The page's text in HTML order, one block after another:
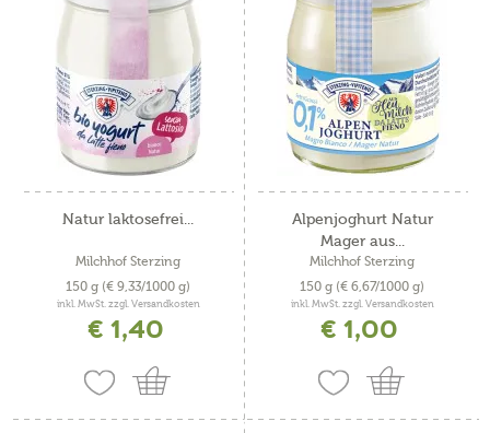
Natur laktosefrei...
Milchhof Sterzing
150 g (€ 9,33/1000 g)
inkl. MwSt. zzgl. Versandkosten
€ 1,40
Alpenjoghurt Natur
Mager aus...
Milchhof Sterzing
150 g (€ 6,67/1000 g)
inkl. MwSt. zzgl. Versandkosten
€ 1,00